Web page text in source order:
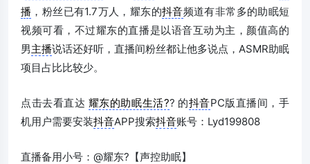
播 ，粉丝已有1.7万人，耀东的抖音频道有非常多的助眠短
视频可看，不过耀东的直播是以语音互动为主，颜值高的
男主播说话还好听，直播间粉丝都让他多说点，ASMR助眠
项目占比比较少。
点击去看直达 耀东的助眠生活?? 的抖音PC版直播间，手
机用户需要安装抖音APP搜索抖音账号：Lyd199808
直播备用小号：@耀东?【声控助眠】